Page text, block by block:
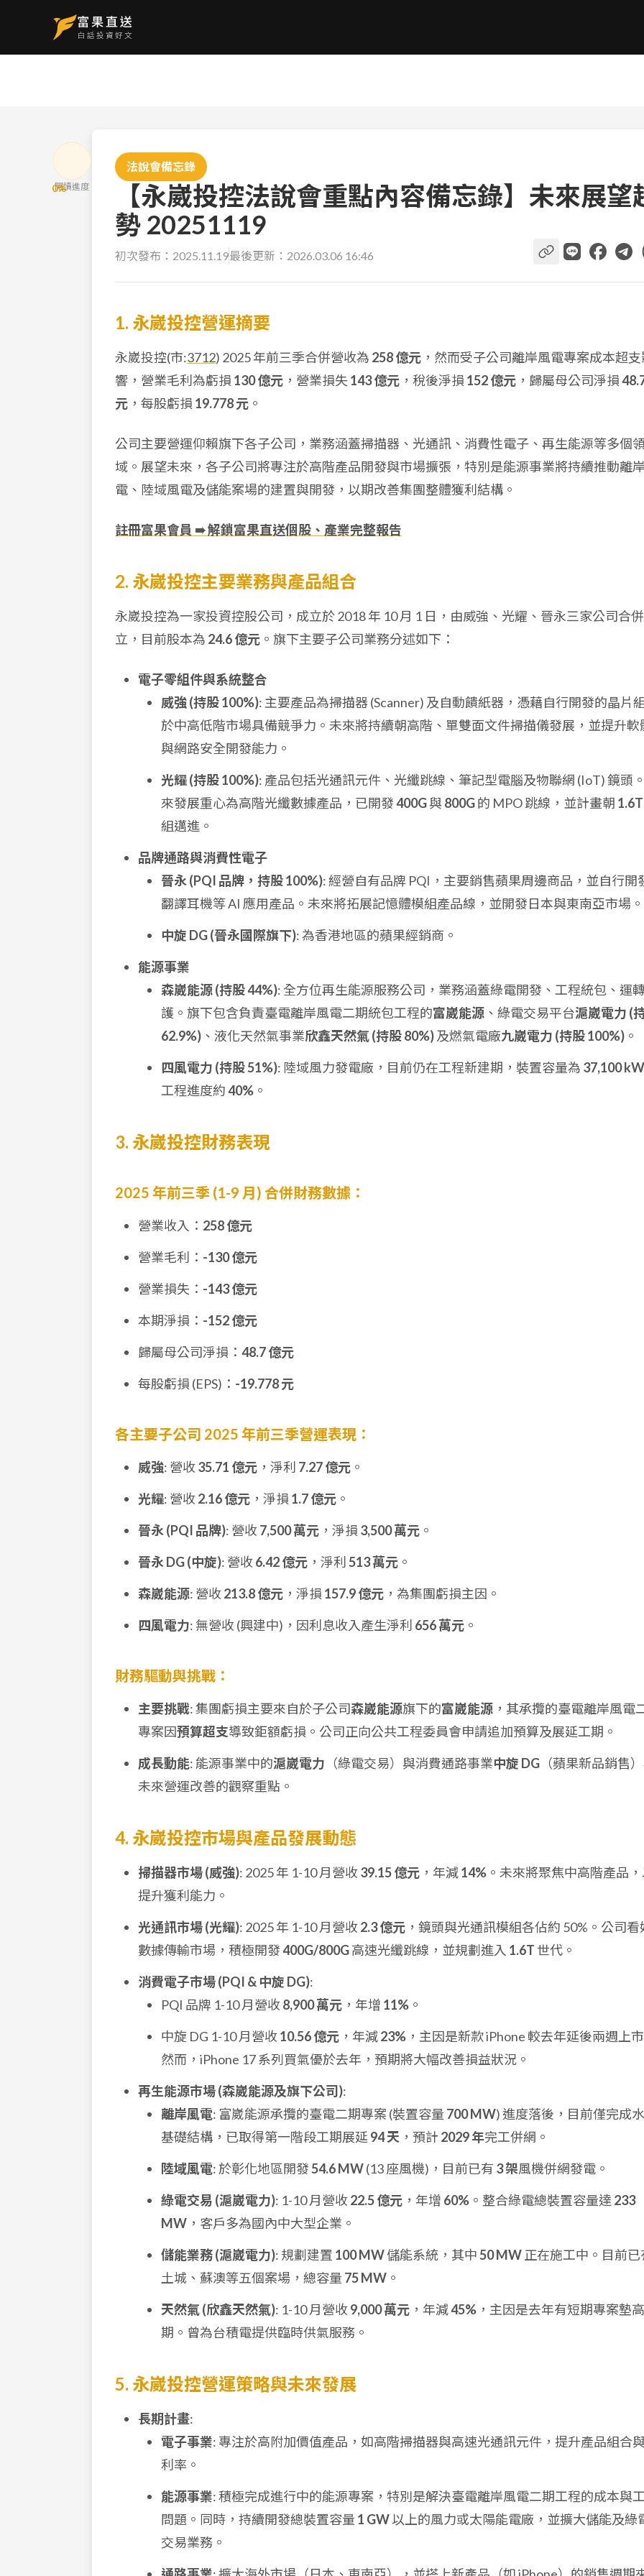
0%
閱讀進度
法說會備忘錄
【永崴投控法說會重點內容備忘錄】未來展望
勢 20251119
初次發布： 2025.11.19最後更新： 2026.03.06 16:46
1. 永崴投控營運摘要
永崴投控(市:3712) 2025 年前三季合併營收為 258 億元 ，然而受子公司離岸風電專案成本超支
響，營業毛利為虧損 130 億元 ，營業損失 143 億元 ，稅後淨損 152 億元 ，歸屬母公司淨損
元 ，每股虧損 19.778 元 。
公司主要營運仰賴旗下各子公司，業務涵蓋掃描器、光通訊、消費性電子、再生能源等多個領
域。展望未來，各子公司將專注於高階產品開發與市場擴張，特別是能源事業將持續推動離
電、陸域風電及儲能案場的建置與開發，以期改善集團整體獲利結構。
註冊富果會員 ➠ 解鎖富果直送個股、產業完整報告
2. 永崴投控主要業務與產品組合
永崴投控為一家投資控股公司，成立於 2018 年 10 月 1 日，由威強、光耀、晉永三家公司合
立，目前股本為 24.6 億元 。旗下主要子公司業務分述如下：
電子零組件與系統整合
威強 (持股 100%): 主要產品為掃描器 (Scanner) 及自動饋紙器，憑藉自行開發的晶片
於中高低階市場具備競爭力。未來將持續朝高階、單雙面文件掃描儀發展，並提升軟
與網路安全開發能力。
光耀 (持股 100%): 產品包括光通訊元件、光纖跳線、筆記型電腦及物聯網 (IoT) 鏡頭
來發展重心為高階光纖數據產品，已開發400G與800G的 MPO 跳線，並計畫朝 1.6T
組邁進。
品牌通路與消費性電子
晉永 (PQI 品牌，持股 100%): 經營自有品牌 PQI，主要銷售蘋果周邊商品，並自行開
翻譯耳機等 AI 應用產品。未來將拓展記憶體模組產品線，並開發日本與東南亞市場。
中旋 DG (晉永國際旗下): 為香港地區的蘋果經銷商。
能源事業
森崴能源 (持股 44%): 全方位再生能源服務公司，業務涵蓋綠電開發、工程統包、運
護。旗下包含負責臺電離岸風電二期統包工程的富崴能源 、綠電交易平台滬崴電力 (
62.9%) 、液化天然氣事業欣鑫天然氣 (持股 80%)及燃氣電廠九崴電力 (持股 100%) 。
四風電力 (持股 51%): 陸域風力發電廠，目前仍在工程新建期，裝置容量為 37,100 kW
工程進度約40% 。
3. 永崴投控財務表現
2025 年前三季 (1-9 月) 合併財務數據：
營業收入： 258 億元
營業毛利： -130 億元
營業損失： -143 億元
本期淨損： -152 億元
歸屬母公司淨損： 48.7 億元
每股虧損 (EPS)： -19.778 元
各主要子公司 2025 年前三季營運表現：
威強: 營收35.71 億元 ，淨利 7.27 億元 。
光耀: 營收2.16 億元 ，淨損 1.7 億元 。
晉永 (PQI 品牌): 營收7,500 萬元 ，淨損 3,500 萬元 。
晉永 DG (中旋): 營收6.42 億元 ，淨利 513 萬元 。
森崴能源: 營收213.8 億元 ，淨損 157.9 億元 ，為集團虧損主因。
四風電力: 無營收 (興建中)，因利息收入產生淨利 656 萬元 。
財務驅動與挑戰：
主要挑戰: 集團虧損主要來自於子公司森崴能源旗下的富崴能源 ，其承攬的臺電離岸風電
專案因預算超支導致鉅額虧損。公司正向公共工程委員會申請追加預算及展延工期。
成長動能: 能源事業中的滬崴電力 （綠電交易）與消費通路事業中旋 DG （蘋果新品銷售
未來營運改善的觀察重點。
4. 永崴投控市場與產品發展動態
掃描器市場 (威強): 2025 年 1-10 月營收39.15 億元 ，年減14% 。未來將聚焦中高階產品，
提升獲利能力。
光通訊市場 (光耀): 2025 年 1-10 月營收2.3 億元 ，鏡頭與光通訊模組各佔約 50%。公司看
數據傳輸市場，積極開發400G/800G高速光纖跳線，並規劃進入 1.6T 世代。
消費電子市場 (PQI & 中旋 DG):
PQI 品牌 1-10 月營收8,900 萬元 ，年增 11% 。
中旋 DG 1-10 月營收10.56 億元 ，年減23% ，主因是新款 iPhone 較去年延後兩週上市
然而，iPhone 17 系列買氣優於去年，預期將大幅改善損益狀況。
再生能源市場 (森崴能源及旗下公司):
離岸風電: 富崴能源承攬的臺電二期專案 (裝置容量 700 MW) 進度落後，目前僅完成
基礎結構，已取得第一階段工期展延 94 天 ，預計 2029 年完工併網。
陸域風電: 於彰化地區開發54.6 MW(13 座風機)，目前已有 3 架風機併網發電。
綠電交易 (滬崴電力): 1-10 月營收22.5 億元 ，年增 60% 。整合綠電總裝置容量達 233
MW ，客戶多為國內中大型企業。
儲能業務 (滬崴電力): 規劃建置 100 MW儲能系統，其中50 MW 正在施工中。目前已
土城、蘇澳等五個案場，總容量 75 MW 。
天然氣 (欣鑫天然氣): 1-10 月營收9,000 萬元 ，年減45% ，主因是去年有短期專案墊
期。曾為台積電提供臨時供氣服務。
5. 永崴投控營運策略與未來發展
長期計畫:
電子事業: 專注於高附加價值產品，如高階掃描器與高速光通訊元件，提升產品組合
利率。
能源事業: 積極完成進行中的能源專案，特別是解決臺電離岸風電二期工程的成本與
問題。同時，持續開發總裝置容量 1 GW以上的風力或太陽能電廠，並擴大儲能及綠
交易業務。